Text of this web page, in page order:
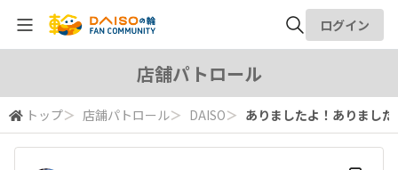
検索
ログイン
店舗パトロール
トップ＞ 店舗パトロール＞ DAISO＞ ありましたよ！ありまし